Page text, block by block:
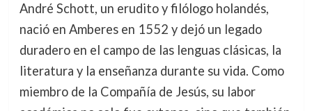
André Schott, un erudito y filólogo holandés,
nació en Amberes en 1552 y dejó un legado
duradero en el campo de las lenguas clásicas, la
literatura y la enseñanza durante su vida. Como
miembro de la Compañía de Jesús, su labor